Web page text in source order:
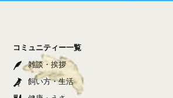
コミュニティー一覧
雑談・挨拶
飼い方・生活